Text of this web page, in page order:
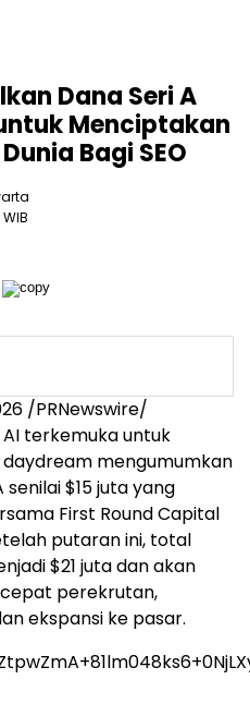
Dana Seri A
Menciptakan
Bagi SEO
/PRNewswire/
terkemuka untuk
mengumumkan
$15 juta yang
First Round Capital
putaran ini, total
$21 juta dan akan
perekrutan,
ekspansi ke pasar.